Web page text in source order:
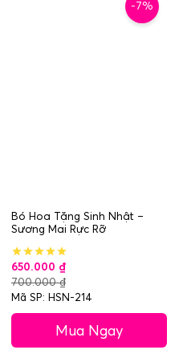
-7%
Bó Hoa Tặng Sinh Nhật –
Sương Mai Rực Rỡ
650.000 ₫
700.000₫
Mã SP: HSN-214
Mua Ngay